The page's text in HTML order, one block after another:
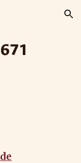
Skip to navigation
1